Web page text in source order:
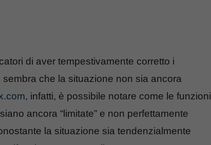
di aver tempestivamente corretto i
sembra che la situazione non sia ancora
, infatti, è possibile notare come le funzioni
siano ancora “limitate” e non perfettamente
la situazione sia tendenzialmente